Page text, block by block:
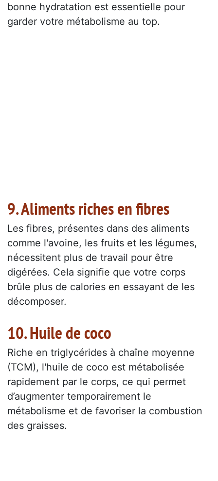
bonne hydratation est essentielle pour
garder votre métabolisme au top.
9. Aliments riches en fibres
Les fibres, présentes dans des aliments
comme l'avoine, les fruits et les légumes,
nécessitent plus de travail pour être
digérées. Cela signifie que votre corps
brûle plus de calories en essayant de les
décomposer.
10. Huile de coco
Riche en triglycérides à chaîne moyenne
(TCM), l'huile de coco est métabolisée
rapidement par le corps, ce qui permet
d’augmenter temporairement le
métabolisme et de favoriser la combustion
des graisses.